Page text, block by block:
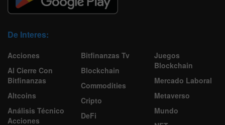
De Interes:
Acciones
Al Cierre Con
Bitfinanzas
Altcoins
Análisis Técnico
Acciones
Bitfinanzas Tv
Blockchain
Commodities
Cripto
DeFi
Juegos
Blockchain
Mercado Laboral
Metaverso
Mundo